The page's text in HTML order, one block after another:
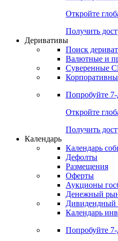
Откройте
Получить
Деривативы
Поиск
Валютные и
Суверенные
Попробуйте
Откройте
Получить
Календарь
Календарь
Дефолты
Размещения
Оферты
Аукционы
Денежный
Дивидендный
Календарь
Попробуйте